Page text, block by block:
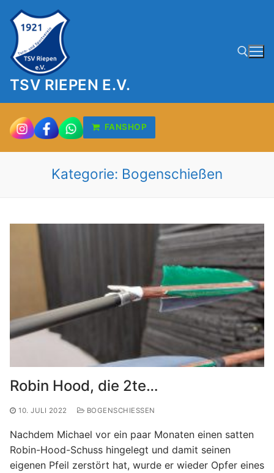
Inhalt
springen
TSV RIEPEN E.V.
Suchen nach:
FANSHOP
Kategorie: Bogenschießen
Robin Hood, die 2te…
10. JULI 2022 BOGENSCHIESSEN
Nachdem Michael vor ein paar Monaten einen satten
Robin-Hood-Schuss hingelegt und damit seinen
eigenen Pfeil zerstört hat, wurde er wieder Opfer eines